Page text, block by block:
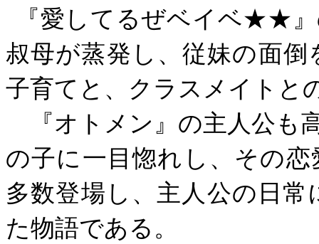
『愛してるぜベイベ★★
叔母が蒸発し、従妹の面
子育てと、クラスメイトと
『オトメン』の主人公も
の子に一目惚れし、その
多数登場し、主人公の日
た物語である。